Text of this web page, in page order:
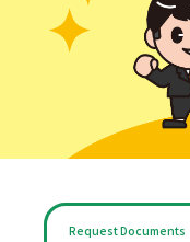
Request Documents